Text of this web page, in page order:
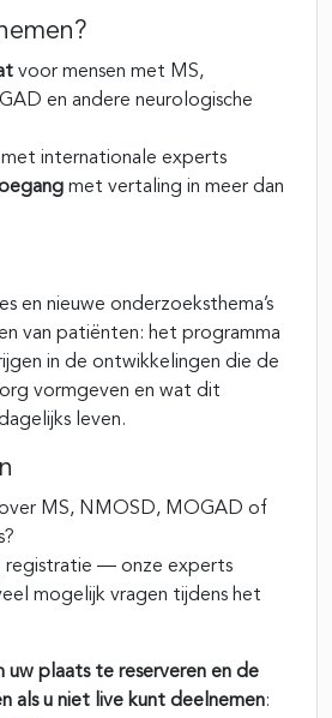
voor mensen met MS,
en andere neurologische
met internationale experts
met vertaling in meer dan
en nieuwe onderzoeksthema’s
van patiënten: het programma
in de ontwikkelingen die de
vormgeven en wat dit
leven.
MS, NMOSD, MOGAD of
registratie — onze experts
mogelijk vragen tijdens het
uw plaats te reserveren en de
als u niet live kunt deelnemen: